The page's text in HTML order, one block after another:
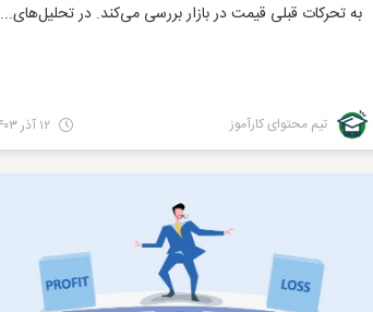
به تحرکات قبلی قیمت در بازار بررسی می‌کند. در تحلیل‌های...
تیم محتوای کارآموز مالی